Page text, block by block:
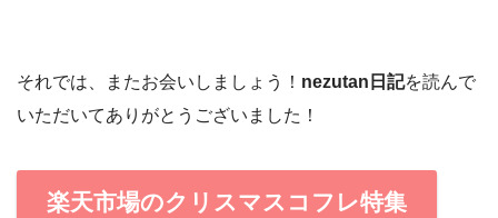
それでは、またお会いしましょう！ nezutan日記を読んで
いただいてありがとうございました！
楽天市場のクリスマスコフレ特集